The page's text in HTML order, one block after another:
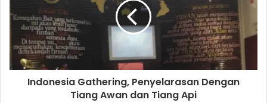
a
i
d
Indonesia Gathering, Penyelarasan Dengan
Tiang Awan dan Tiang Api